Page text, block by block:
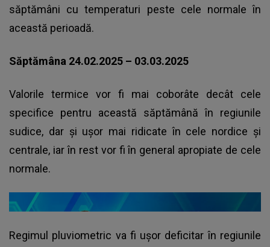
săptămâni cu temperaturi peste cele normale în
această perioadă.
Săptămâna 24.02.2025 – 03.03.2025
Valorile termice vor fi mai coborâte decât cele
specifice pentru această săptămână în regiunile
sudice, dar şi uşor mai ridicate în cele nordice şi
centrale, iar în rest vor fi în general apropiate de cele
normale.
Regimul pluviometric va fi uşor deficitar în regiunile